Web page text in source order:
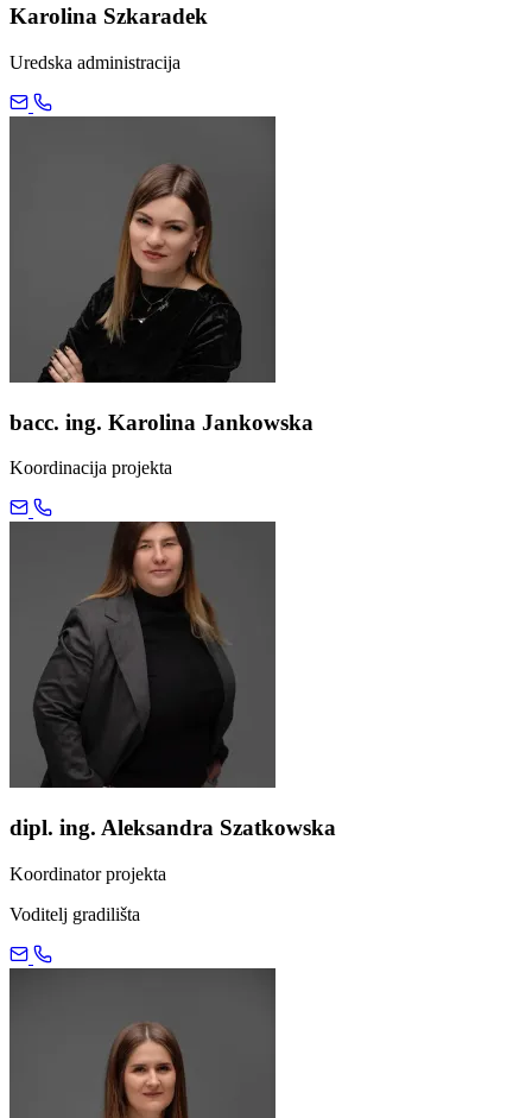
Karolina Szkaradek
Uredska administracija
bacc. ing. Karolina Jankowska
Koordinacija projekta
dipl. ing. Aleksandra Szatkowska
Koordinator projekta
Voditelj gradilišta